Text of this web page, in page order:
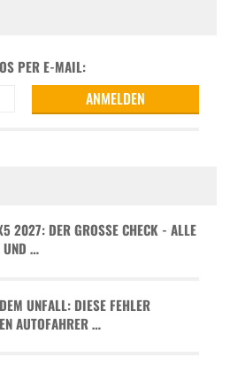
PER E-MAIL:
2027: DER GROSSE CHECK - ALLE D
…
UNFALL: DIESE FEHLER
AUTOFAHRER …